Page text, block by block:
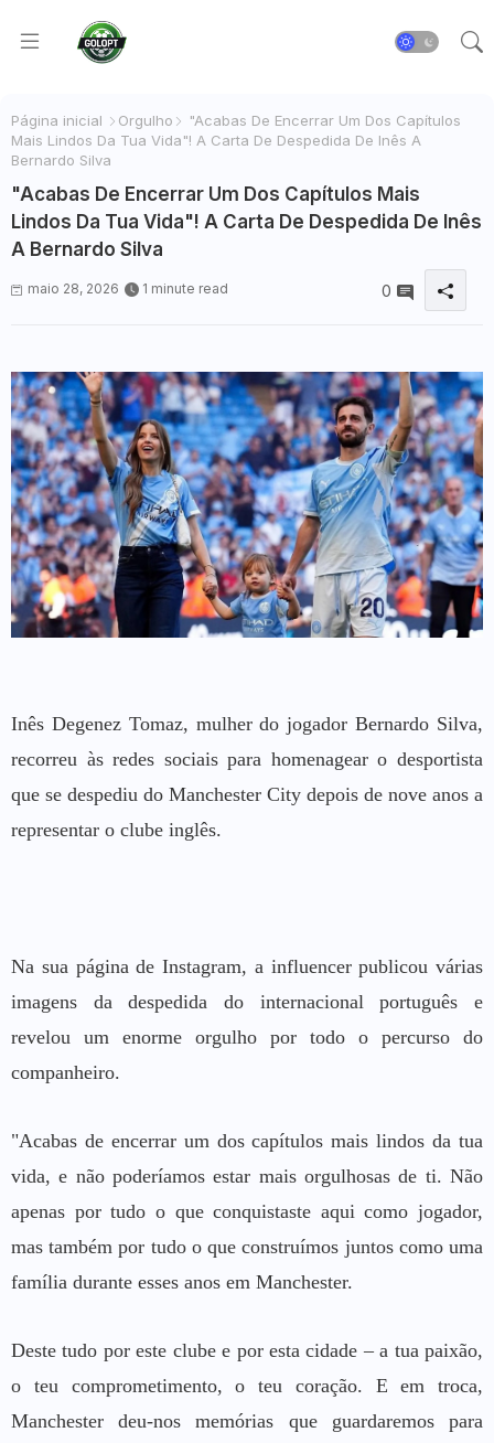
Página inicial Orgulho
"Acabas De Encerrar Um Dos Capítulos
Mais Lindos Da Tua Vida"! A Carta De Despedida De Inês A
Bernardo Silva
"Acabas De Encerrar Um Dos Capítulos Mais
Lindos Da Tua Vida"! A Carta De Despedida De Inês
A Bernardo Silva
maio 28, 2026 1 minute read 0
Inês Degenez Tomaz, mulher do jogador Bernardo Silva,
recorreu às redes sociais para homenagear o desportista
que se despediu do Manchester City depois de nove anos a
representar o clube inglês.
Na sua página de Instagram, a influencer publicou várias
imagens da despedida do internacional português e
revelou um enorme orgulho por todo o percurso do
companheiro.
"Acabas de encerrar um dos capítulos mais lindos da tua
vida, e não poderíamos estar mais orgulhosas de ti. Não
apenas por tudo o que conquistaste aqui como jogador,
mas também por tudo o que construímos juntos como uma
família durante esses anos em Manchester.
Deste tudo por este clube e por esta cidade – a tua paixão,
o teu comprometimento, o teu coração. E em troca,
Manchester deu-nos memórias que guardaremos para